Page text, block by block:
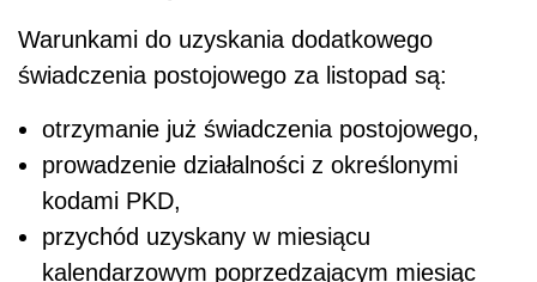
Warunkami do uzyskania dodatkowego
świadczenia postojowego za listopad są:
otrzymanie już świadczenia postojowego,
prowadzenie działalności z określonymi
kodami PKD,
przychód uzyskany w miesiącu
kalendarzowym poprzedzającym miesiąc